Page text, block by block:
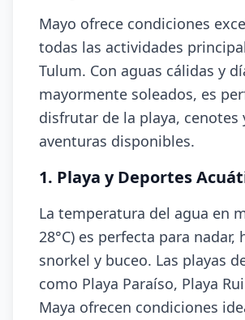
Mayo ofrece condiciones
todas las actividades
Tulum. Con aguas cálidas y
mayormente soleados, es
disfrutar de la playa, cenotes
aventuras disponibles.
1. Playa y Deportes
La temperatura del agua en
28°C) es perfecta para nadar,
snorkel y buceo. Las playas
como Playa Paraíso, Playa
Maya ofrecen condiciones